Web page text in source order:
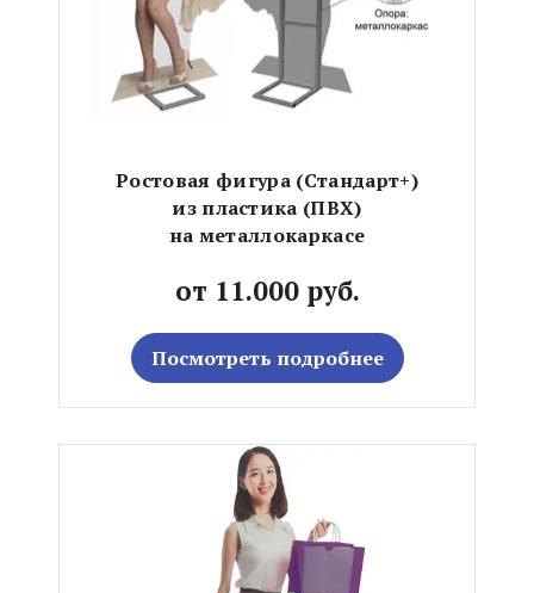
Ростовая фигура (Стандарт+)
из пластика (ПВХ)
на металлокаркасе
от 11.000 руб.
Посмотреть подробнее